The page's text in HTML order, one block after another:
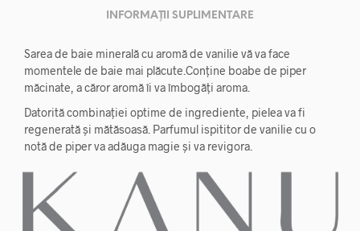
INFORMAȚII SUPLIMENTARE
Sarea de baie minerală cu aromă de vanilie vă va face
momentele de baie mai plăcute.Conține boabe de piper
măcinate, a căror aromă îi va îmbogăți aroma.
Datorită combinației optime de ingrediente, pielea va fi
regenerată și mătăsoasă. Parfumul ispititor de vanilie cu o
notă de piper va adăuga magie și va revigora.